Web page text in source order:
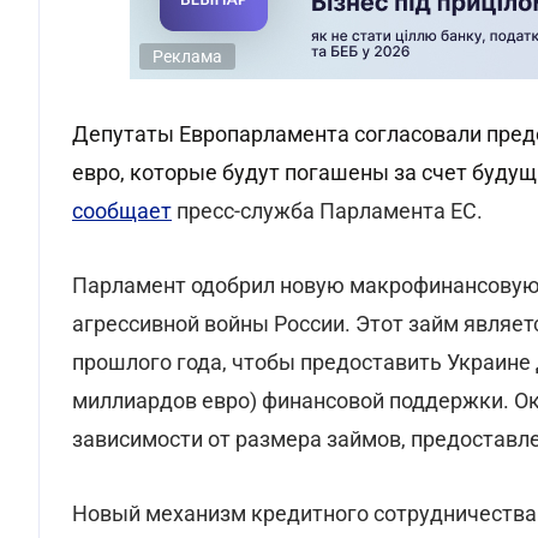
Реклама
Депутаты Европарламента согласовали
евро, которые будут погашены за счет
сообщает пресс-служба Парламента ЕС.
Парламент одобрил новую
агрессивной войны России. Этот займ
прошлого года, чтобы предоставить
миллиардов евро) финансовой поддержки.
зависимости от размера займов,
Новый механизм кредитного